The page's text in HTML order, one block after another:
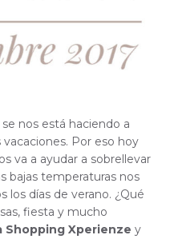
nos está haciendo a
Por eso hoy
va a ayudar a sobrellevar
bajas temperaturas nos
los días de verano. ¿Qué
fiesta y mucho
Shopping Xperienze y